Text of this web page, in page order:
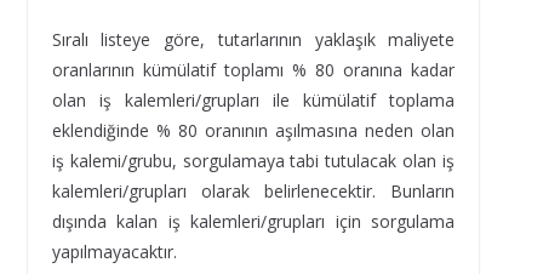
Sıralı listeye göre, tutarlarının yaklaşık maliyete
oranlarının kümülatif toplamı % 80 oranına kadar
olan iş kalemleri/grupları ile kümülatif toplama
eklendiğinde % 80 oranının aşılmasına neden olan
iş kalemi/grubu, sorgulamaya tabi tutulacak olan iş
kalemleri/grupları olarak belirlenecektir. Bunların
dışında kalan iş kalemleri/grupları için sorgulama
yapılmayacaktır.